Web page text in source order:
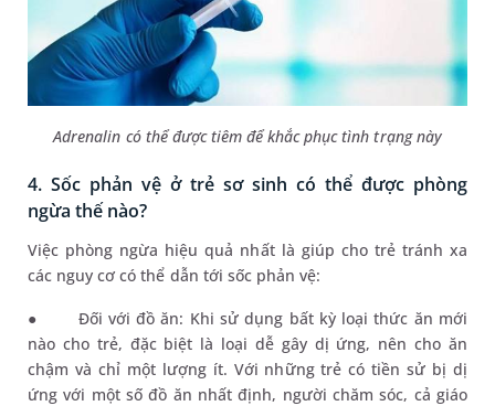
Adrenalin có thể được tiêm để khắc phục tình trạng này
4. Sốc phản vệ ở trẻ sơ sinh có thể được phòng
ngừa thế nào?
Việc phòng ngừa hiệu quả nhất là giúp cho trẻ tránh xa
các nguy cơ có thể dẫn tới sốc phản vệ:
●
Đối với đồ ăn: Khi sử dụng bất kỳ loại thức ăn mới
nào cho trẻ, đặc biệt là loại dễ gây dị ứng, nên cho ăn
chậm và chỉ một lượng ít. Với những trẻ có tiền sử bị dị
ứng với một số đồ ăn nhất định, người chăm sóc, cả giáo